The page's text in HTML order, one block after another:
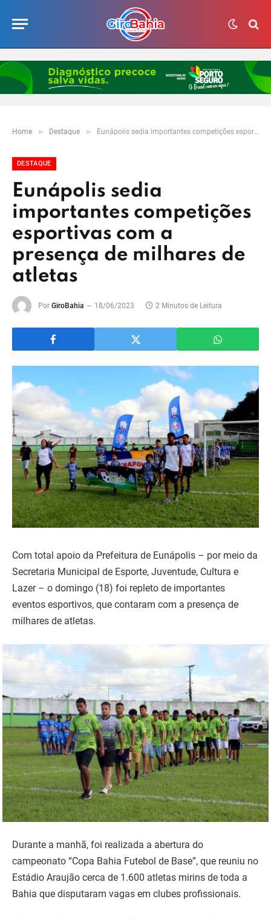
Home » Destaque » Eunápolis sedia importantes competições esportivas com a presença de milhares de atletas
DESTAQUE
Eunápolis sedia
importantes competições
esportivas com a
presença de milhares de
atletas
Por GiroBahia 18/06/2023 2 Minutos de Leitura
Com total apoio da Prefeitura de Eunápolis – por meio da
Secretaria Municipal de Esporte, Juventude, Cultura e
Lazer – o domingo (18) foi repleto de importantes
eventos esportivos, que contaram com a presença de
milhares de atletas.
Durante a manhã, foi realizada a abertura do
campeonato “Copa Bahia Futebol de Base”, que reuniu no
Estádio Araujão cerca de 1.600 atletas mirins de toda a
Bahia que disputaram vagas em clubes profissionais.